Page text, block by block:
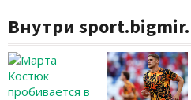
Внутри